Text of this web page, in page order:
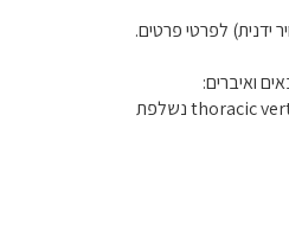
ידנית) לפרטי פרטים.
ואיברים: